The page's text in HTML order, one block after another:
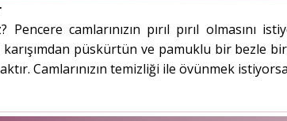
Pencere camlarınızın pırıl pırıl
karışımdan püskürtün ve pamuklu bir bezle
Camlarınızın temizliği ile övünmek